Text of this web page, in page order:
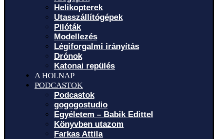
Helikopterek
Utasszállítógépek
Pilóták
Modellezés
Légiforgalmi irányítás
Drónok
Katonai repülés
A HOLNAP
PODCASTOK
Podcastok
gogogostudio
Egyéletem – Babik Edittel
Könyvben utazom
Farkas Attila